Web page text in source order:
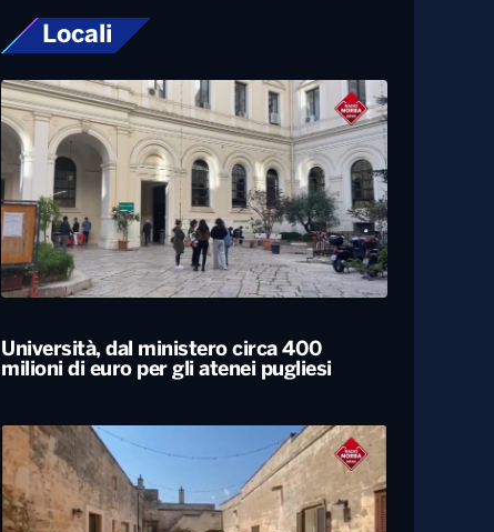
Locali
Università, dal ministero circa 400
milioni di euro per gli atenei pugliesi